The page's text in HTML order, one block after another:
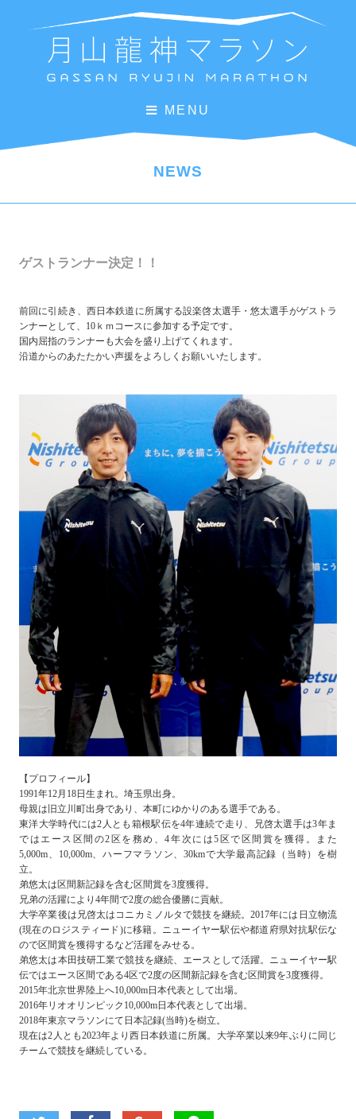
MENU
NEWS
ゲストランナー決定！！
前回に引続き、西日本鉄道に所属する設楽啓太選手・悠太選手がゲストラ
ンナーとして、10ｋｍコースに参加する予定です。
国内屈指のランナーも大会を盛り上げてくれます。
沿道からのあたたかい声援をよろしくお願いいたします。
【プロフィール】
1991年12月18日生まれ。埼玉県出身。
母親は旧立川町出身であり、本町にゆかりのある選手である。
東洋大学時代には2人とも箱根駅伝を4年連続で走り、兄啓太選手は3年ま
ではエース区間の2区を務め、4年次には5区で区間賞を獲得。また
5,000m、10,000m、ハーフマラソン、30kmで大学最高記録（当時）を樹
立。
弟悠太は区間新記録を含む区間賞を3度獲得。
兄弟の活躍により4年間で2度の総合優勝に貢献。
大学卒業後は兄啓太はコニカミノルタで競技を継続。2017年には日立物流
(現在のロジスティード)に移籍。ニューイヤー駅伝や都道府県対抗駅伝な
ので区間賞を獲得するなど活躍をみせる。
弟悠太は本田技研工業で競技を継続、エースとして活躍。ニューイヤー駅
伝ではエース区間である4区で2度の区間新記録を含む区間賞を3度獲得。
2015年北京世界陸上へ10,000m日本代表として出場。
2016年リオオリンピック10,000m日本代表として出場。
2018年東京マラソンにて日本記録(当時)を樹立。
現在は2人とも2023年より西日本鉄道に所属。大学卒業以来9年ぶりに同じ
チームで競技を継続している。